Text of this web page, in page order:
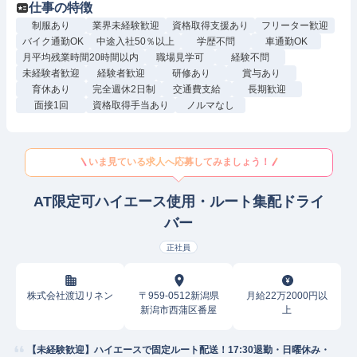
仕事の特徴
制服あり 業界未経験歓迎 資格取得支援あり
フリーター歓迎
バイク通勤OK
中途入社50％以上 学歴不問
車通勤OK
月平均残業時間20時間以内
職場見学可
経験不問
未経験者歓迎
経験者歓迎 研修あり
賞与あり
育休あり
完全週休2日制 交通費支給
長期歓迎
面接1回
資格取得手当あり ノルマなし
いま見ている求人へ応募してみましょう！
AT限定可ハイエース使用・ルート集配ドライ
バー
正社員
株式会社渡辺リネン
〒959-0512新潟県
新潟市西蒲区番屋
月給22万2000円以
上
【未経験歓迎】ハイエースで固定ルート配送！17:30退勤・日曜休み・